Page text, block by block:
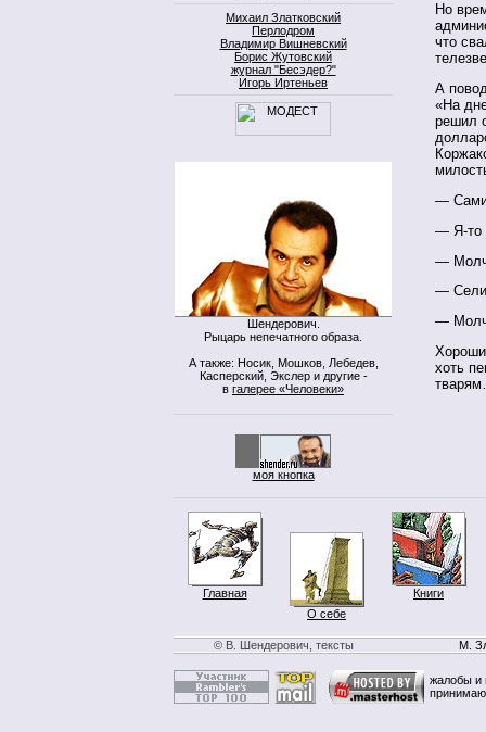
Михаил Златковский
Перлодром
Владимир Вишневский
Борис Жутовский
журнал "Бесэдер?"
Игорь Иртеньев
Шендерович.
Рыцарь непечатного образа.
А также: Носик, Мошков, Лебедев,
Касперский, Экслер и другие -
в галерее «Человеки»
моя кнопка
Но
что
А
«На
решил
—
— Я-то
—
—
—
хоть
Главная
О себе
Книги
© В. Шендерович, тексты М.
жалобы и